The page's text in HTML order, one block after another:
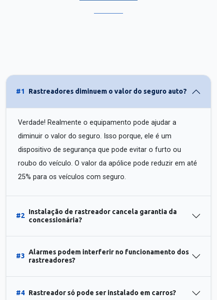
#1 Rastreadores diminuem o valor do seguro auto?
Verdade! Realmente o equipamento pode ajudar a
diminuir o valor do seguro. Isso porque, ele é um
dispositivo de segurança que pode evitar o furto ou
roubo do veículo. O valor da apólice pode reduzir em até
25% para os veículos com seguro.
#2
Instalação de rastreador cancela garantia da
concessionária?
#3
Alarmes podem interferir no funcionamento dos
rastreadores?
#4 Rastreador só pode ser instalado em carros?